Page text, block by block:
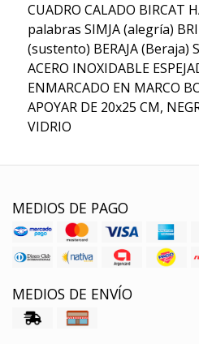
CUADRO CALADO BIRCAT
palabras SIMJA (alegría)
(sustento) BERAJA (Beraja)
ACERO INOXIDABLE
ENMARCADO EN MARCO
APOYAR DE 20x25 CM,
VIDRIO
MEDIOS DE PAGO
MEDIOS DE ENVÍO